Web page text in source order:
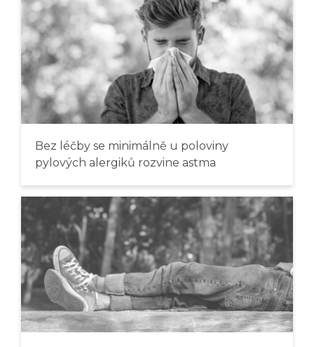
Bez léčby se minimálně u poloviny
pylových alergiků rozvine astma